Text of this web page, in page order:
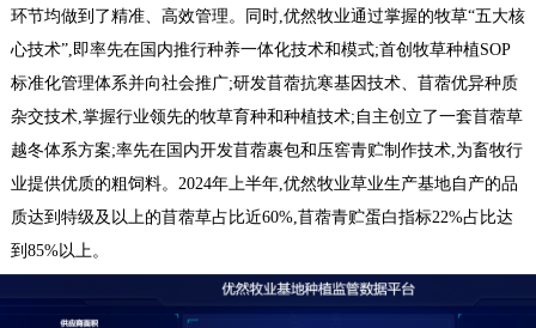
环节均做到了精准、高效管理。同时,优然牧业通过掌握的牧草“五大核
心技术”,即率先在国内推行种养一体化技术和模式;首创牧草种植SOP
标准化管理体系并向社会推广;研发苜蓿抗寒基因技术、苜蓿优异种质
杂交技术,掌握行业领先的牧草育种和种植技术;自主创立了一套苜蓿草
越冬体系方案;率先在国内开发苜蓿裹包和压窖青贮制作技术,为畜牧行
业提供优质的粗饲料。2024年上半年,优然牧业草业生产基地自产的品
质达到特级及以上的苜蓿草占比近60%,苜蓿青贮蛋白指标22%占比达
到85%以上。